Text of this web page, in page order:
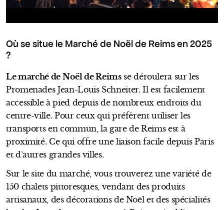
Où se situe le Marché de Noël de Reims en 2025
?
Le marché de Noël de Reimsse déroulera sur les
Promenades Jean-Louis Schneiter. Il est facilement
accessible à pied depuis de nombreux endroits du
centre-ville. Pour ceux qui préfèrent utiliser les
transports en commun, la gare de Reims est à
proximité. Ce qui offre une liaison facile depuis Paris
et d’autres grandes villes.
Sur le site du marché, vous trouverez une variété de
150 chalets pittoresques, vendant des produits
artisanaux, des décorations de Noël et des spécialités